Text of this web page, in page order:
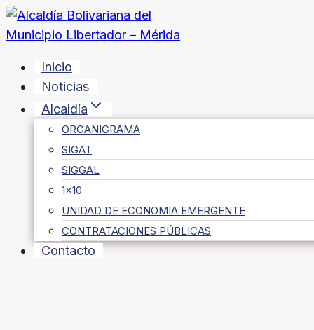
Saltar
al
Inicio
Noticias
Alcaldía
ORGANIGRAMA
SIGAT
SIGGAL
1×10
UNIDAD DE ECONOMIA EMERGENTE
CONTRATACIONES PÚBLICAS
Contacto